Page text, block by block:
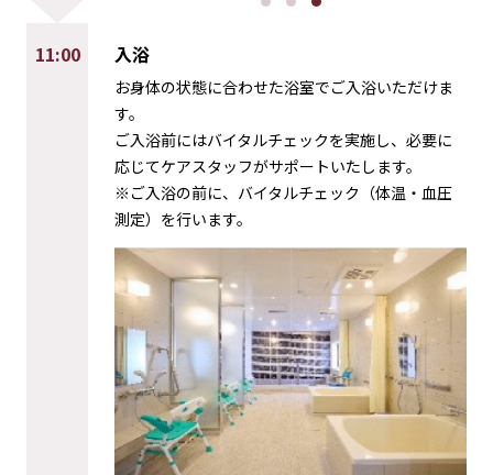
11:00 入浴
お身体の状態に合わせた浴室でご入浴いただけま
す。
ご入浴前にはバイタルチェックを実施し、必要に
応じてケアスタッフがサポートいたします。
※ご入浴の前に、バイタルチェック（体温・血圧
測定）を行います。